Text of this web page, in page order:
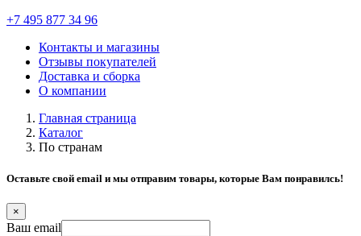
+7 495 877 34 96
Контакты и магазины
Отзывы покупателей
Доставка и сборка
О компании
Главная страница
Каталог
По странам
Оставьте свой email и мы отправим товары, которые Вам понравилсь!
×
Ваш email